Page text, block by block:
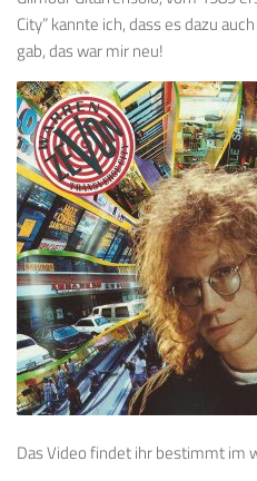
City” kannte ich, dass es dazu
gab, das war mir neu!
Das Video findet ihr bestimmt im